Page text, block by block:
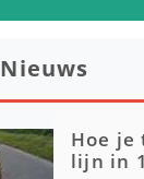
Nieuws
Hoe je
lijn in